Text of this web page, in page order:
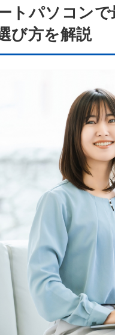
トパソコン
び方を解説